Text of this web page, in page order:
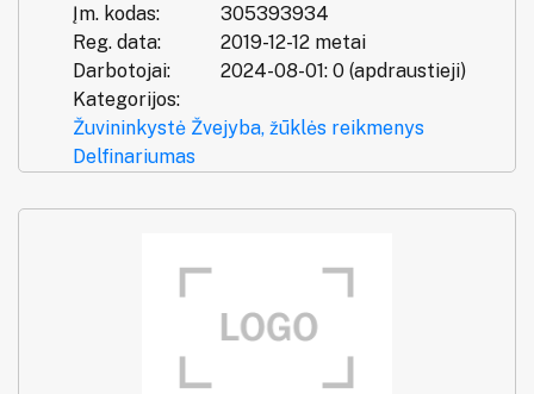
Įm. kodas:
305393934
Reg. data:
2019-12-12 metai
Darbotojai:
2024-08-01: 0 (apdraustieji)
Kategorijos:
Žuvininkystė Žvejyba, žūklės reikmenys
Delfinariumas